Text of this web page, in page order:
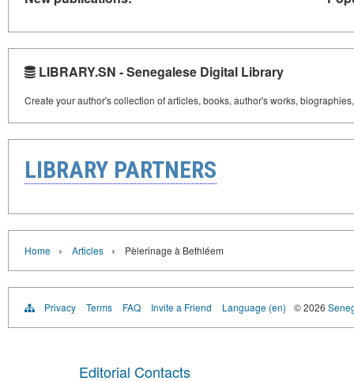
LIBRARY.SN - Senegalese Digital Library
Create your author's collection of articles, books, author's works,
LIBRARY PARTNERS
Home › Articles › Pèlerinage à Bethléem
Privacy Terms FAQ Invite a Friend Language (en) © 2026
Editorial Contacts